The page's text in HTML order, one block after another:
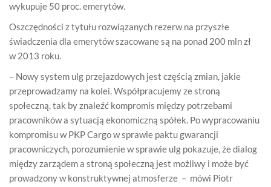
wykupuje 50 proc. emerytów.
Oszczędności z tytułu rozwiązanych rezerw na przyszłe
świadczenia dla emerytów szacowane są na ponad 200 mln zł
w 2013 roku.
– Nowy system ulg przejazdowych jest częścią zmian, jakie
przeprowadzamy na kolei. Współpracujemy ze stroną
społeczną, tak by znaleźć kompromis między potrzebami
pracowników a sytuacją ekonomiczną spółek. Po wypracowaniu
kompromisu w PKP Cargo w sprawie paktu gwarancji
pracowniczych, porozumienie w sprawie ulg pokazuje, że dialog
między zarządem a stroną społeczną jest możliwy i może być
prowadzony w konstruktywnej atmosferze – mówi Piotr